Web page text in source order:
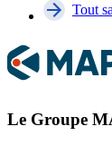
Tout
Le Groupe